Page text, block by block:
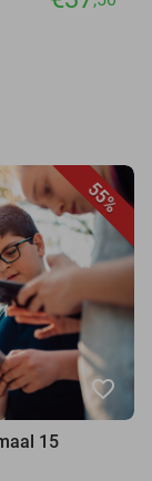
55%
favorite_border
15